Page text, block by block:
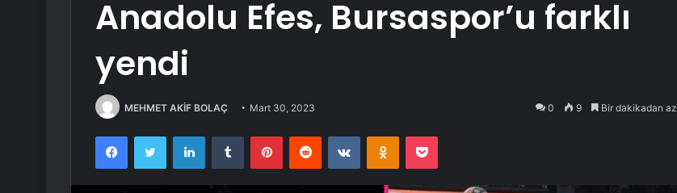
Anadolu Efes, Bursaspor’u farklı
yendi
MEHMET AKİF BOLAÇ Mart 30, 2023 0 9 Bir dakikadan az
FacebookTwitter LinkedInTumblr PinterestReddit VKontakteOdnoklassniki
Pocket